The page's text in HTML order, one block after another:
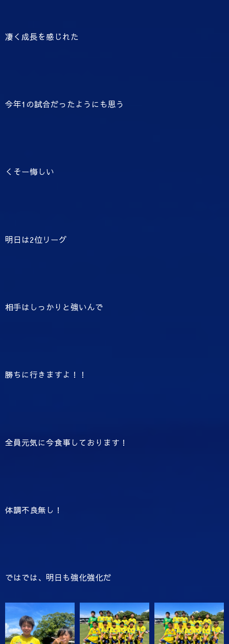
凄く成長を感じれた
今年1の試合だったようにも思う
くそー悔しい
明日は2位リーグ
相手はしっかりと強いんで
勝ちに行きますよ！！
全員元気に今食事しております！
体調不良無し！
ではでは、明日も強化強化だ